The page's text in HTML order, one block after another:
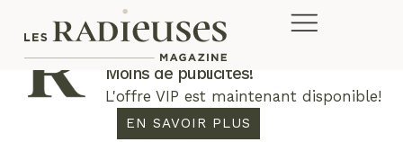
Plus de concours. Plus de rabais.
Moins de publicités!
L'offre VIP est maintenant disponible!
EN SAVOIR PLUS